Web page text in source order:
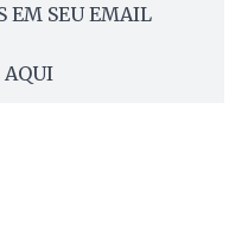
EM SEU EMAIL
AQUI